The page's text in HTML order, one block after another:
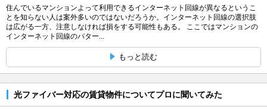
住んでいるマンションよって利用できるインターネット回線が異なるというこ
とを知らない人は案外多いのではないだろうか。インターネット回線の選択肢
は広がる一方、注意しなければ損をする可能性もある。 ここではマンションの
インターネット回線のパター...
もっと読む
光ファイバー対応の賃貸物件についてプロに聞いてみた